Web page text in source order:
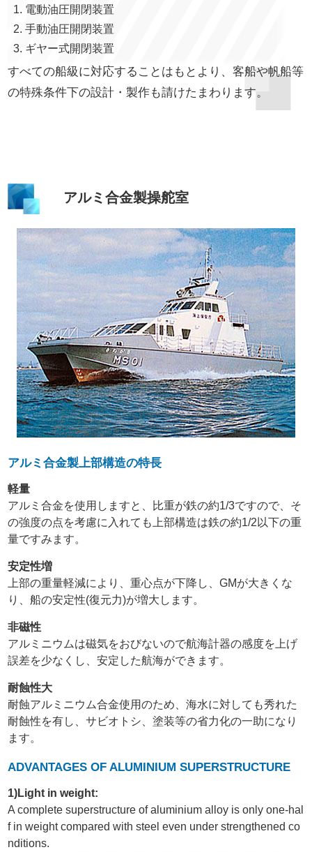
電動油圧開閉装置
手動油圧開閉装置
ギヤー式開閉装置
すべての船級に対応することはもとより、客船や帆船等
の特殊条件下の設計・製作も請けたまわります。
アルミ合金製操舵室
アルミ合金製上部構造の特長
軽量
アルミ合金を使用しますと、比重が鉄の約1/3ですので、そ
の強度の点を考慮に入れても上部構造は鉄の約1/2以下の重
量ですみます。
安定性増
上部の重量軽減により、重心点が下降し、GMが大きくな
り、船の安定性(復元力)が増大します。
非磁性
アルミニウムは磁気をおびないので航海計器の感度を上げ
誤差を少なくし、安定した航海ができます。
耐蝕性大
耐蝕アルミニウム合金使用のため、海水に対しても秀れた
耐蝕性を有し、サビオトシ、塗装等の省力化の一助になり
ます。
ADVANTAGES OF ALUMINIUM SUPERSTRUCTURE
1)Light in weight:
A complete superstructure of aluminium alloy is only one-hal
f in weight compared with steel even under strengthened co
nditions.